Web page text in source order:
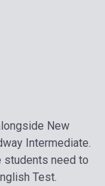
New
Intermediate.
students need to
Test.